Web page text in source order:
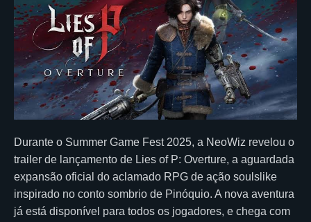
Durante o Summer Game Fest 2025, a NeoWiz revelou o
trailer de lançamento de Lies of P: Overture, a aguardada
expansão oficial do aclamado RPG de ação soulslike
inspirado no conto sombrio de Pinóquio. A nova aventura
já está disponível para todos os jogadores, e chega com